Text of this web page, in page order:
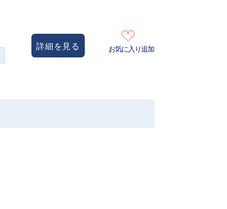
詳細を見る お気に入り追加